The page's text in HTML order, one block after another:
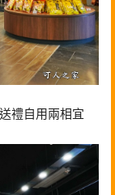
禮自用兩相宜